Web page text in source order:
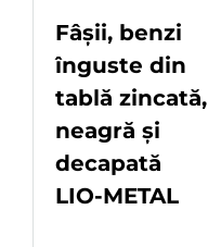
Fâșii, benzi
înguste din
tablă zincată,
neagră și
decapată
LIO-METAL